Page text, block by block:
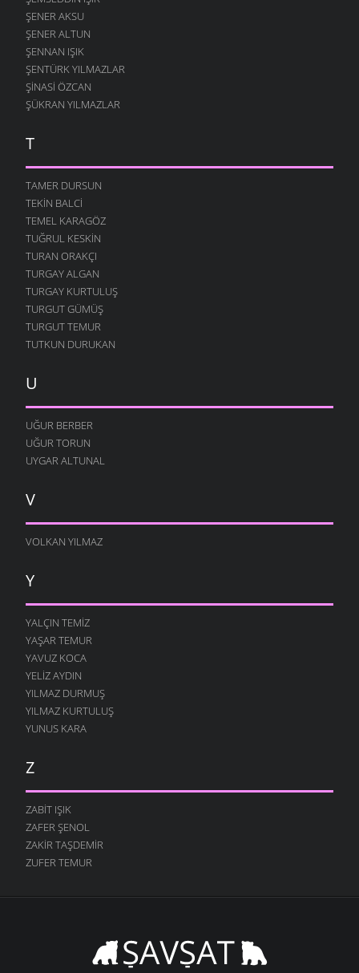
ŞENER AKSU
ŞENER ALTUN
ŞENNAN IŞIK
ŞENTÜRK YILMAZLAR
ŞINASI ÖZCAN
ŞÜKRAN YILMAZLAR
T
TAMER DURSUN
TEKIN BALCI
TEMEL KARAGÖZ
TUĞRUL KESKIN
TURAN ORAKÇI
TURGAY ALGAN
TURGAY KURTULUŞ
TURGUT GÜMÜŞ
TURGUT TEMUR
TUTKUN DURUKAN
U
UĞUR BERBER
UĞUR TORUN
UYGAR ALTUNAL
V
VOLKAN YILMAZ
Y
YALÇIN TEMIZ
YAŞAR TEMUR
YAVUZ KOCA
YELIZ AYDIN
YILMAZ DURMUŞ
YILMAZ KURTULUŞ
YUNUS KARA
Z
ZABIT IŞIK
ZAFER ŞENOL
ZAKIR TAŞDEMIR
ZUFER TEMUR